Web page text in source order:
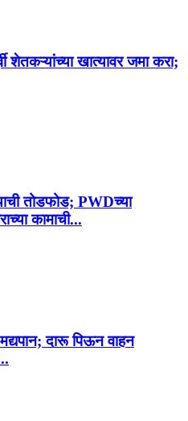
खात्यावर जमा करा;
तोडफोड; PWDच्या
कामाची...
दारू पिऊन वाहन